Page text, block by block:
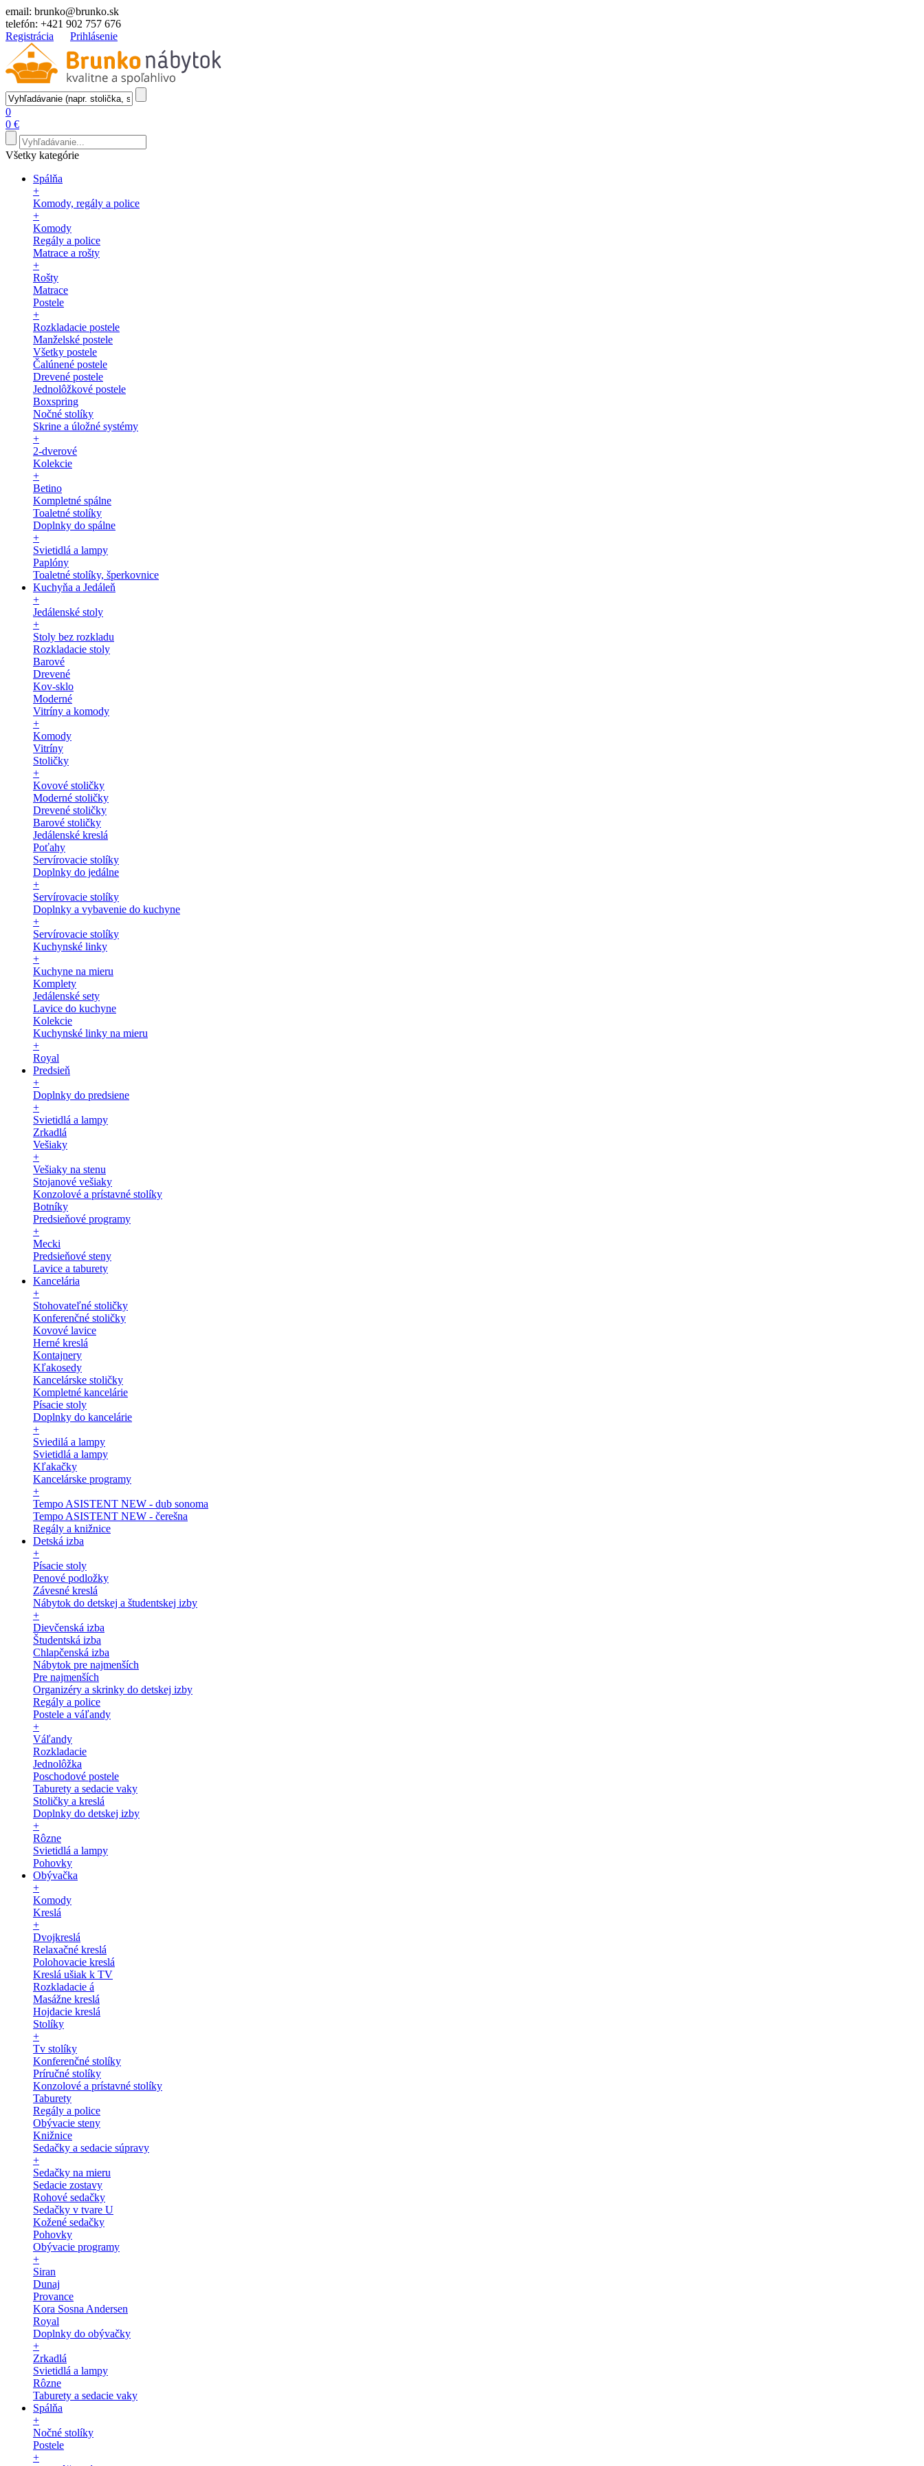
email: brunko@brunko.sk
telefón: +421 902 757 676
Registrácia
Prihlásenie
0
0 €
Všetky kategórie
Spálňa
+
Komody, regály a police
+
Komody
Regály a police
Matrace a rošty
+
Rošty
Matrace
Postele
+
Rozkladacie postele
Manželské postele
Všetky postele
Čalúnené postele
Drevené postele
Jednolôžkové postele
Boxspring
Nočné stolíky
Skrine a úložné systémy
+
2-dverové
Kolekcie
+
Betino
Kompletné spálne
Toaletné stolíky
Doplnky do spálne
+
Svietidlá a lampy
Paplóny
Toaletné stolíky, šperkovnice
Kuchyňa a Jedáleň
+
Jedálenské stoly
+
Stoly bez rozkladu
Rozkladacie stoly
Barové
Drevené
Kov-sklo
Moderné
Vitríny a komody
+
Komody
Vitríny
Stoličky
+
Kovové stoličky
Moderné stoličky
Drevené stoličky
Barové stoličky
Jedálenské kreslá
Poťahy
Servírovacie stolíky
Doplnky do jedálne
+
Servírovacie stolíky
Doplnky a vybavenie do kuchyne
+
Servírovacie stolíky
Kuchynské linky
+
Kuchyne na mieru
Komplety
Jedálenské sety
Lavice do kuchyne
Kolekcie
Kuchynské linky na mieru
+
Royal
Predsieň
+
Doplnky do predsiene
+
Svietidlá a lampy
Zrkadlá
Vešiaky
+
Vešiaky na stenu
Stojanové vešiaky
Konzolové a prístavné stolíky
Botníky
Predsieňové programy
+
Mecki
Predsieňové steny
Lavice a taburety
Kancelária
+
Stohovateľné stoličky
Konferenčné stoličky
Kovové lavice
Herné kreslá
Kontajnery
Kľakosedy
Kancelárske stoličky
Kompletné kancelárie
Písacie stoly
Doplnky do kancelárie
+
Sviedilá a lampy
Svietidlá a lampy
Kľakačky
Kancelárske programy
+
Tempo ASISTENT NEW - dub sonoma
Tempo ASISTENT NEW - čerešna
Regály a knižnice
Detská izba
+
Písacie stoly
Penové podložky
Závesné kreslá
Nábytok do detskej a študentskej izby
+
Dievčenská izba
Študentská izba
Chlapčenská izba
Nábytok pre najmenších
Pre najmenších
Organizéry a skrinky do detskej izby
Regály a police
Postele a váľandy
+
Váľandy
Rozkladacie
Jednolôžka
Poschodové postele
Taburety a sedacie vaky
Stoličky a kreslá
Doplnky do detskej izby
+
Rôzne
Svietidlá a lampy
Pohovky
Obývačka
+
Komody
Kreslá
+
Dvojkreslá
Relaxačné kreslá
Polohovacie kreslá
Kreslá ušiak k TV
Rozkladacie á
Masážne kreslá
Hojdacie kreslá
Stolíky
+
Tv stolíky
Konferenčné stolíky
Príručné stolíky
Konzolové a prístavné stolíky
Taburety
Regály a police
Obývacie steny
Knižnice
Sedačky a sedacie súpravy
+
Sedačky na mieru
Sedacie zostavy
Rohové sedačky
Sedačky v tvare U
Kožené sedačky
Pohovky
Obývacie programy
+
Siran
Dunaj
Provance
Kora Sosna Andersen
Royal
Doplnky do obývačky
+
Zrkadlá
Svietidlá a lampy
Rôzne
Taburety a sedacie vaky
Spálňa
+
Nočné stolíky
Postele
+